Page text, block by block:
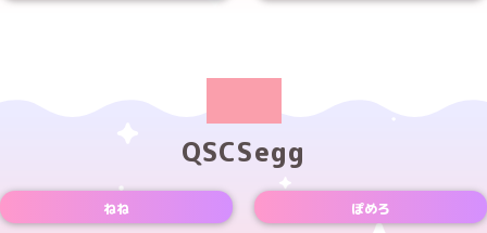
QSCSegg
ねね
ぽめろ